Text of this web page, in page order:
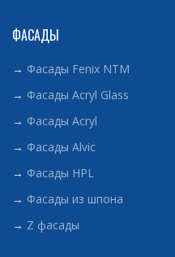
ФАСАДЫ
→ Фасады Fenix NTM
→ Фасады Acryl Glass
→ Фасады Acryl
→ Фасады Alvic
→ Фасады HPL
→ Фасады из шпона
→ Z фасады